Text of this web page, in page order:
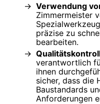
Verwendung
Zimmermeister
präzise zu
bearbeiten.
verantwortlich
ihnen
sicher, dass die
Baustandards
Anforderungen